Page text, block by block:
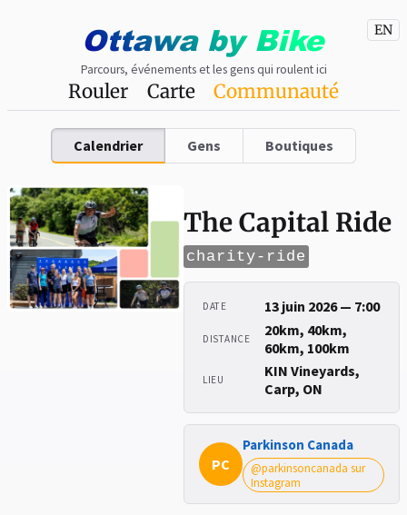
Ottawaby Bike
Parcours, événements et les gens qui roulent ici
EN
Rouler Carte Communauté
Calendrier Gens Boutiques
The Capital Ride
charity-ride
DATE 13 juin 2026 — 7:00
DISTANCE
20km, 40km,
60km, 100km
LIEU
KIN Vineyards,
Carp, ON
PC
Parkinson Canada
@parkinsoncanada sur
Instagram